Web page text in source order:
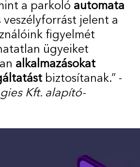
a parkoló automata
veszélyforrást jelent a
figyelmét
ügyeiket
alkalmazásokat
biztosítanak.” -
Kft. alapító-